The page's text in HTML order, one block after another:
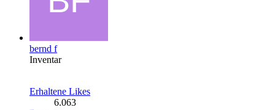
bernd f
Inventar
Erhaltene Likes
6.063